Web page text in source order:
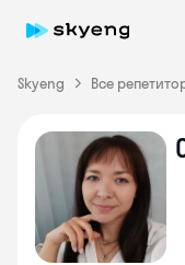
Skyeng Все
Skyeng Chat
online